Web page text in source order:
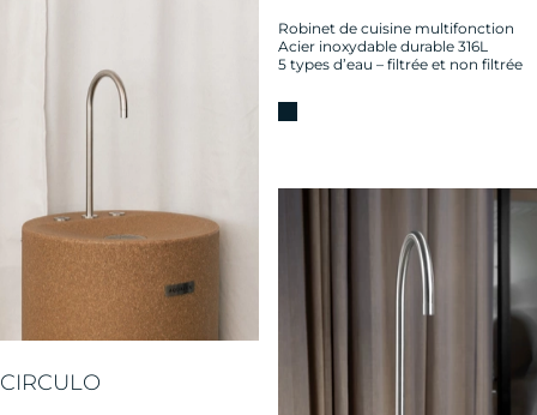
Robinet de cuisine multifonction
Acier inoxydable durable 316L
5 types d’eau – filtrée et non filtrée
CIRCULO